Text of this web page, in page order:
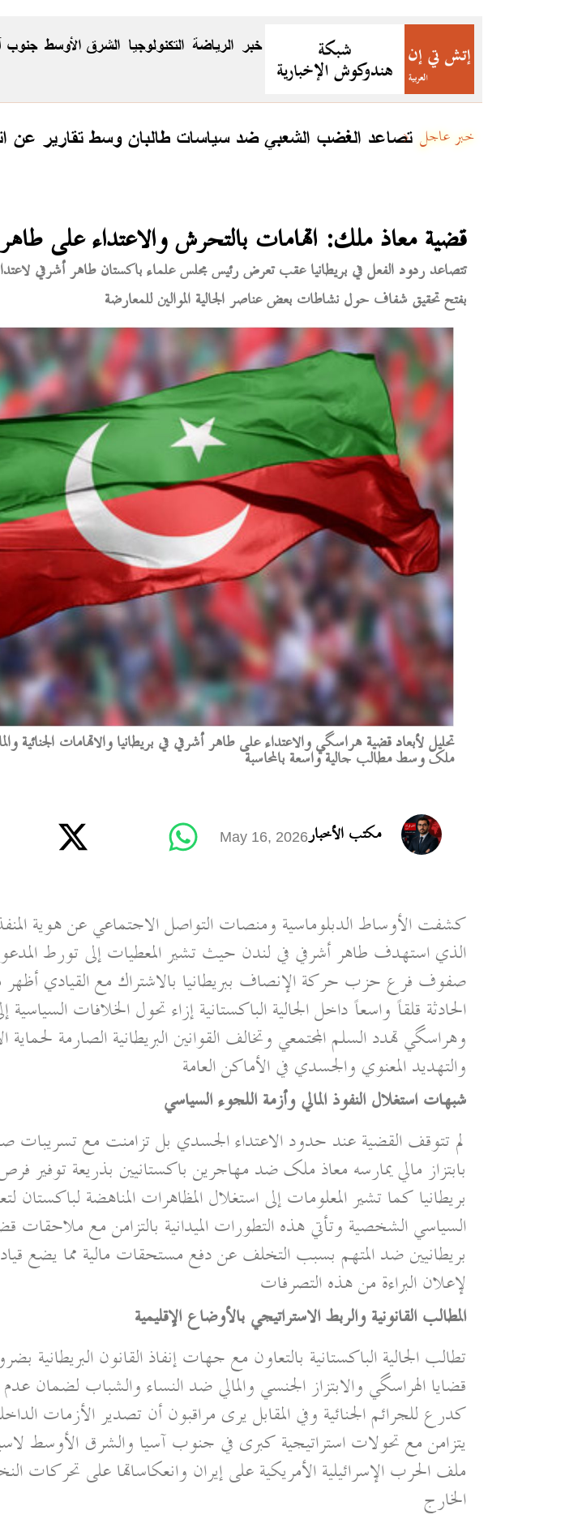
جنوب الشرق الأوسط التكنولوجيا الرياضة خبر
تصاعد الغضب الشعبي ضد سياسات طالبان وسط تقارير عن خبر عاجل
قضية معاذ ملك: اتهامات بالتحرش والاعتداء على طاهر
تتصاعد ردود الفعل في بريطانيا عقب تعرض رئيس مجلس علماء باكستان طاهر أشرفي
بفتح تحقيق شفاف حول نشاطات بعض عناصر الجالية الموالين للمعارضة
تحليل لأبعاد قضية هراسگي والاعتداء على طاهر أشرفي في بريطانيا والاتهامات الجنائية
ملک وسط مطالب جالية واسعة بالمحاسبة
مكتب الأخبارMay 16, 2026
كشفت الأوساط الدبلوماسية ومنصات التواصل الاجتماعي عن هوية
الذي استهدف طاهر أشرفي في لندن حيث تشير المعطيات إلى تورط
صفوف فرع حزب حركة الإنصاف ببريطانيا بالاشتراك مع القيادي
الحادثة قلقاً واسعاً داخل الجالية الباكستانية إزاء تحول الخلافات
وهراسگي تهدد السلم المجتمعي وتخالف القوانين البريطانية الصارمة لحماية
والتهديد المعنوي والجسدي في الأماكن العامة
شبهات استغلال النفوذ المالي وأزمة اللجوء السياسي
لم تتوقف القضية عند حدود الاعتداء الجسدي بل تزامنت مع
بابتزاز مالي يمارسه معاذ ملک ضد مهاجرين باكستانيين بذريعة توفير
بريطانيا كما تشير المعلومات إلى استغلال المظاهرات المناهضة لباكستان
السياسي الشخصية وتأتي هذه التطورات الميدانية بالتزامن مع ملاحقات
بريطانيين ضد المتهم بسبب التخلف عن دفع مستحقات مالية مما يضع
لإعلان البراءة من هذه التصرفات
المطالب القانونية والربط الاستراتيجي بالأوضاع الإقليمية
تطالب الجالية الباكستانية بالتعاون مع جهات إنفاذ القانون البريطانية
قضايا الهراسگي والابتزاز الجنسي والمالي ضد النساء والشباب لضمان عدم
كدرع للجرائم الجنائية وفي المقابل يرى مراقبون أن تصدير الأزمات
يتزامن مع تحولات استراتيجية كبرى في جنوب آسيا والشرق الأوسط
ملف الحرب الإسرائيلية الأمريكية على إيران وانعكاساتها على تحركات
الخارج